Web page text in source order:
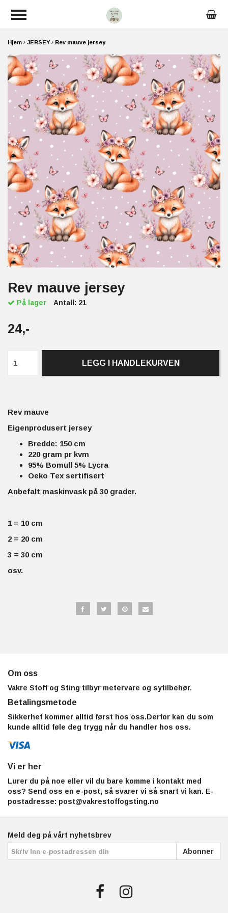
Hjem JERSEY Rev mauve jersey
Rev mauve jersey
På lager Antall: 21
24,-
LEGG I HANDLEKURVEN
Rev mauve
Eigenprodusert jersey
Bredde: 150 cm
220 gram pr kvm
95% Bomull 5% Lycra
Oeko Tex sertifisert
Anbefalt maskinvask på 30 grader.
1 = 10 cm
2 = 20 cm
3 = 30 cm
osv.
Om oss
Vakre Stoff og Sting tilbyr metervare og sytilbehør.
Betalingsmetode
Sikkerhet kommer alltid først hos oss.Derfor kan du som
kunde alltid føle deg trygg når du handler hos oss.
Vi er her
Lurer du på noe eller vil du bare komme i kontakt med
oss? Send oss en e-post, så svarer vi så snart vi kan. E-
postadresse: post@vakrestoffogsting.no
Meld deg på vårt nyhetsbrev
Abonner